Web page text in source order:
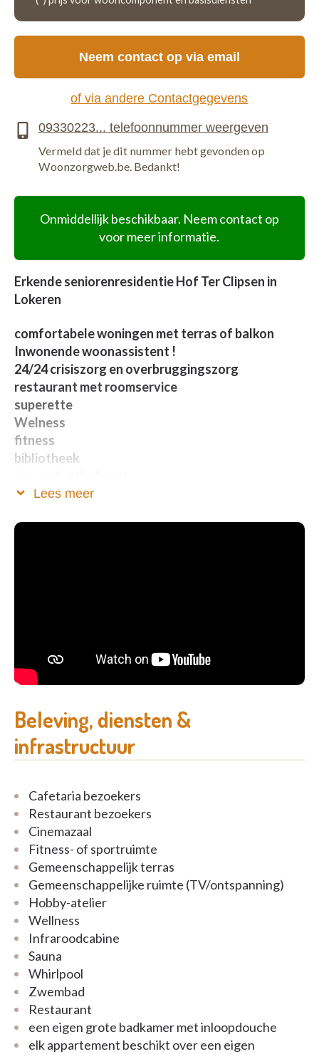
Onmiddellijk beschikbaar. Neem contact op
voor meer informatie.
Erkende seniorenresidentie Hof Ter Clipsen in
Lokeren
comfortabele woningen met terras of balkon
Inwonende woonassistent !
24/24 crisiszorg en overbruggingszorg
restaurant met roomservice
superette
Welness
fitness
bibliotheek
pentanquebanen
boogschietstand
Lees meer
Beleving, diensten &
infrastructuur
Cafetaria bezoekers
Restaurant bezoekers
Cinemazaal
Fitness- of sportruimte
Gemeenschappelijk terras
Gemeenschappelijke ruimte (TV/ontspanning)
Hobby-atelier
Wellness
Infraroodcabine
Sauna
Whirlpool
Zwembad
Restaurant
een eigen grote badkamer met inloopdouche
elk appartement beschikt over een eigen
Neem contact op via email
of via andere Contactgegevens
Vermeld dat je dit nummer hebt gevonden op
Woonzorgweb.be. Bedankt!